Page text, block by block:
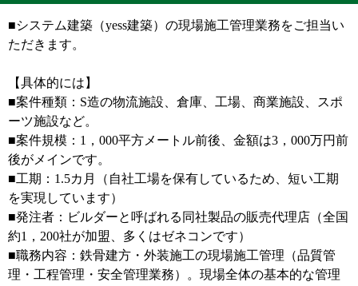
■システム建築（yess建築）の現場施工管理業務をご担当い
ただきます。
【具体的には】
■案件種類：S造の物流施設、倉庫、工場、商業施設、スポ
ーツ施設など。
■案件規模：1，000平方メートル前後、金額は3，000万円前
後がメインです。
■工期：1.5カ月（自社工場を保有しているため、短い工期
を実現しています）
■発注者：ビルダーと呼ばれる同社製品の販売代理店（全国
約1，200社が加盟、多くはゼネコンです）
■職務内容：鉄骨建方・外装施工の現場施工管理（品質管
理・工程管理・安全管理業務）。現場全体の基本的な管理